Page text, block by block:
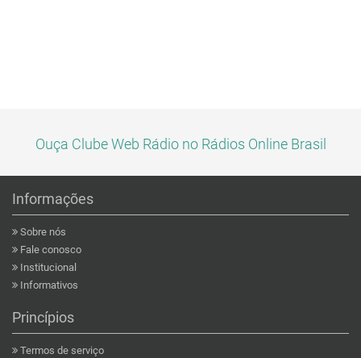
Ouça Clube Web Rádio no Rádios Online Brasil
Informações
Sobre nós
Fale conosco
Institucional
Informativos
Princípios
Termos de serviço